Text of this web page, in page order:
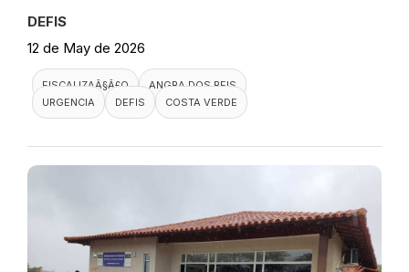
DEFIS
12 de May de 2026
FISCALIZAÃ§Ã£O
ANGRA DOS REIS
URGENCIA
DEFIS COSTA VERDE